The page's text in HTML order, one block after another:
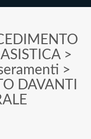
>
>
DAVANTI